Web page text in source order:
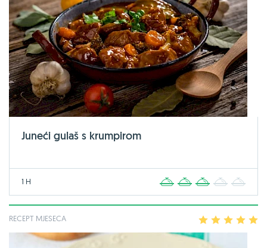
Juneći gulaš s krumpirom
1 H 2 3 4
RECEPT MJESECA 2 3 4